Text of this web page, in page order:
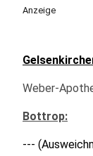
Anzeige
Weber-
Bottrop:
---